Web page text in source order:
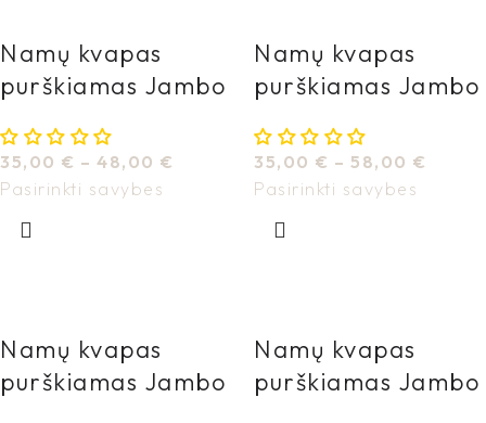
Namų kvapas
purškiamas Jambo
35,00 € – 48,00 €
Pasirinkti savybes
Namų kvapas
purškiamas Jambo
35,00 € – 58,00 €
Pasirinkti savybes
Namų kvapas
purškiamas Jambo
Namų kvapas
purškiamas Jambo